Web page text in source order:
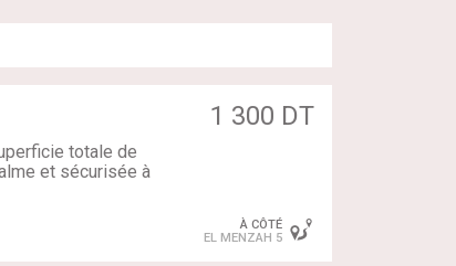
1 300 DT
totale de
et sécurisée à
À CÔTÉ
EL MENZAH 5